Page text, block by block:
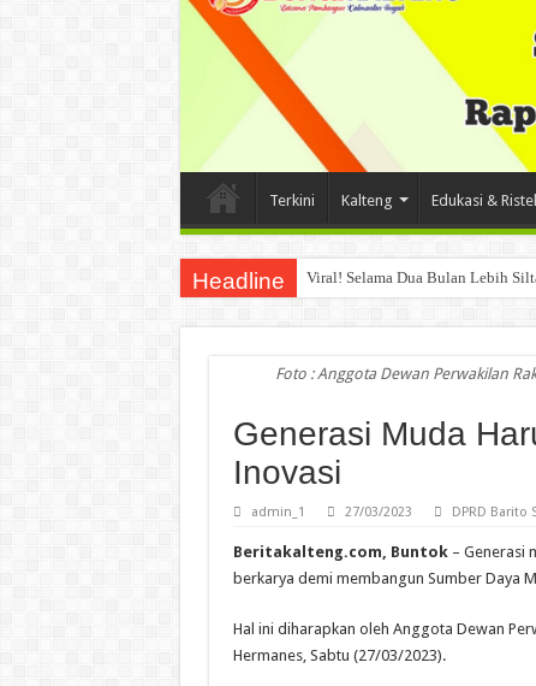
Terkini Kalteng Edukasi &
Headline Viral! Selama Dua Bulan Lebih
Foto : Anggota Dewan Perwakilan
Generasi Muda
Inovasi
admin_1 27/03/2023 DPRD Barito
Beritakalteng.com, Buntok– Generasi
berkarya demi membangun Sumber Daya
Hal ini diharapkan oleh Anggota Dewan
Hermanes, Sabtu (27/03/2023).